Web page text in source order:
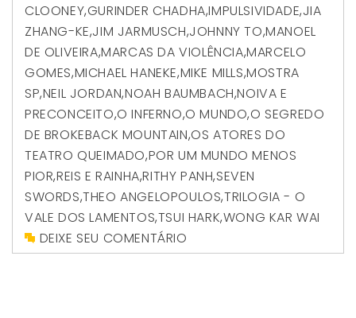
CLOONEY,GURINDER CHADHA,IMPULSIVIDADE,JIA
ZHANG-KE,JIM JARMUSCH,JOHNNY TO,MANOEL
DE OLIVEIRA,MARCAS DA VIOLÊNCIA,MARCELO
GOMES,MICHAEL HANEKE,MIKE MILLS,MOSTRA
SP,NEIL JORDAN,NOAH BAUMBACH,NOIVA E
PRECONCEITO,O INFERNO,O MUNDO,O SEGREDO
DE BROKEBACK MOUNTAIN,OS ATORES DO
TEATRO QUEIMADO,POR UM MUNDO MENOS
PIOR,REIS E RAINHA,RITHY PANH,SEVEN
SWORDS,THEO ANGELOPOULOS,TRILOGIA - O
VALE DOS LAMENTOS,TSUI HARK,WONG KAR WAI
DEIXE SEU COMENTÁRIO